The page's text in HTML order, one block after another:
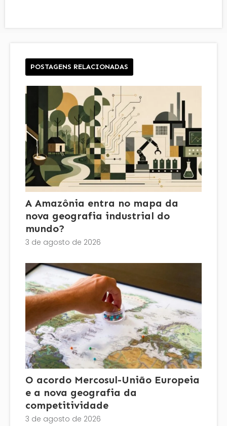
POSTAGENS RELACIONADAS
A Amazônia entra no mapa da
nova geografia industrial do
mundo?
3 de agosto de 2026
O acordo Mercosul-União Europeia
e a nova geografia da
competitividade
3 de agosto de 2026